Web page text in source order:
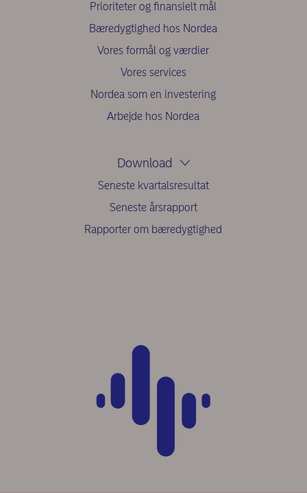
Prioriteter og finansielt mål
Bæredygtighed hos Nordea
Vores formål og værdier
Vores services
Nordea som en investering
Arbejde hos Nordea
Download
Seneste kvartalsresultat
Seneste årsrapport
Rapporter om bæredygtighed